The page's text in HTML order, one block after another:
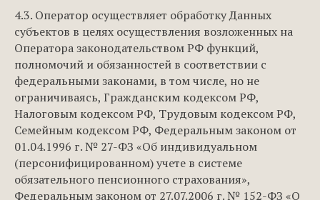
4.3. Оператор осуществляет обработку Данных
субъектов в целях осуществления возложенных на
Оператора законодательством РФ функций,
полномочий и обязанностей в соответствии с
федеральными законами, в том числе, но не
ограничиваясь, Гражданским кодексом РФ,
Налоговым кодексом РФ, Трудовым кодексом РФ,
Семейным кодексом РФ, Федеральным законом от
01.04.1996 г. № 27-ФЗ «Об индивидуальном
(персонифицированном) учете в системе
обязательного пенсионного страхования»,
Федеральным законом от 27.07.2006 г. № 152-ФЗ «О